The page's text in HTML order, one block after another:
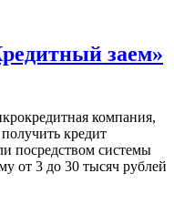
заем»
компания,
кредит
посредством системы
от 3 до 30 тысяч рублей